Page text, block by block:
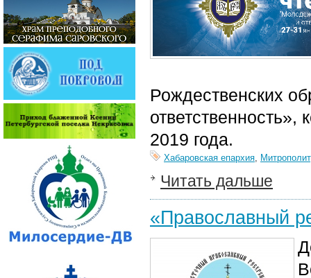
Рождественских
2019 года.
Хабаровская епархия, Митрополит
Читать дальше
«Православный